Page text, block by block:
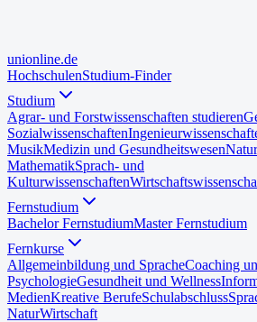
unionline.de
HochschulenStudium-Finder
Studium
Agrar- und Forstwissenschaften studieren
Sozialwissenschaften
MusikMedizin und Gesundheitswesen
MathematikSprach- und
Kulturwissenschaften
Fernstudium
Bachelor FernstudiumMaster Fernstudium
Fernkurse
Allgemeinbildung und SpracheCoaching
PsychologieGesundheit und Wellness
MedienKreative BerufeSchulabschluss
NaturWirtschaft